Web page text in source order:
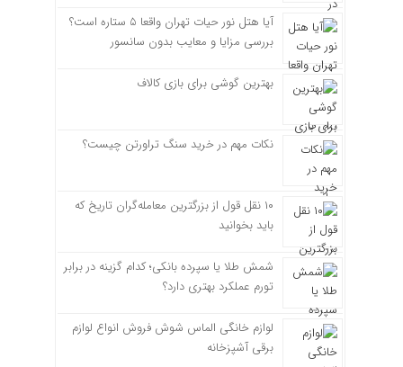
آیا هتل نور حیات تهران واقعا ۵ ستاره است؟
بررسی مزایا و معایب بدون سانسور
بهترین گوشی برای بازی کالاف
نکات مهم در خرید سنگ تراورتن چیست؟
۱۰ نقل قول از بزرگترین معامله‌گران تاریخ که
باید بخوانید
شمش طلا یا سپرده بانکی؛ کدام گزینه در برابر
تورم عملکرد بهتری دارد؟
لوازم خانگی الماس شوش فروش انواع لوازم
برقی آشپزخانه